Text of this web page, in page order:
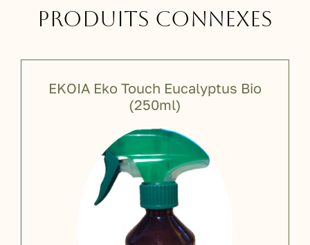
Produits connexes
EKOIA Eko Touch Eucalyptus Bio
(250ml)